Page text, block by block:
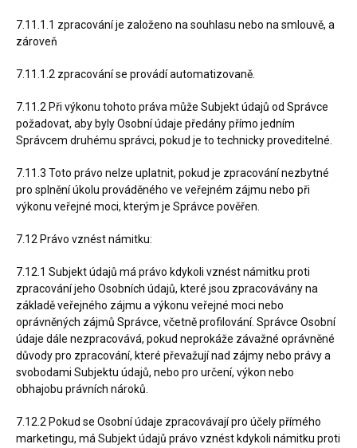
7.11.1.1 zpracování je založeno na souhlasu nebo na smlouvě, a
zároveň
7.11.1.2 zpracování se provádí automatizovaně.
7.11.2 Při výkonu tohoto práva může Subjekt údajů od Správce
požadovat, aby byly Osobní údaje předány přímo jedním
Správcem druhému správci, pokud je to technicky proveditelné.
7.11.3 Toto právo nelze uplatnit, pokud je zpracování nezbytné
pro splnění úkolu prováděného ve veřejném zájmu nebo při
výkonu veřejné moci, kterým je Správce pověřen.
7.12 Právo vznést námitku:
7.12.1 Subjekt údajů má právo kdykoli vznést námitku proti
zpracování jeho Osobních údajů, které jsou zpracovávány na
základě veřejného zájmu a výkonu veřejné moci nebo
oprávněných zájmů Správce, včetně profilování. Správce Osobní
údaje dále nezpracovává, pokud neprokáže závažné oprávněné
důvody pro zpracování, které převažují nad zájmy nebo právy a
svobodami Subjektu údajů, nebo pro určení, výkon nebo
obhajobu právních nároků.
7.12.2 Pokud se Osobní údaje zpracovávají pro účely přímého
marketingu, má Subjekt údajů právo vznést kdykoli námitku proti